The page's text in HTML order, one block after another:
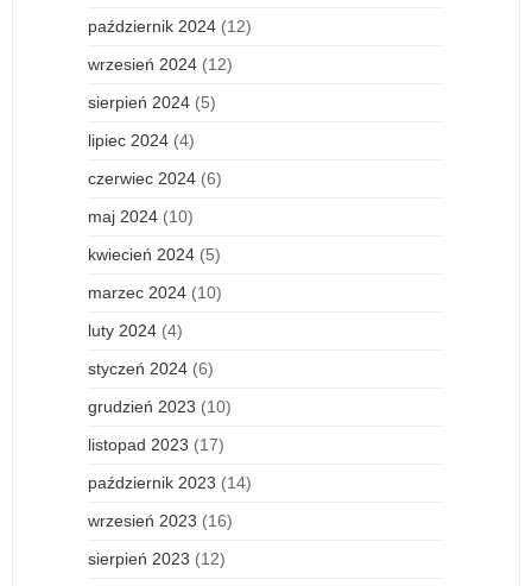
październik 2024 (12)
wrzesień 2024 (12)
sierpień 2024 (5)
lipiec 2024 (4)
czerwiec 2024 (6)
maj 2024 (10)
kwiecień 2024 (5)
marzec 2024 (10)
luty 2024 (4)
styczeń 2024 (6)
grudzień 2023 (10)
listopad 2023 (17)
październik 2023 (14)
wrzesień 2023 (16)
sierpień 2023 (12)